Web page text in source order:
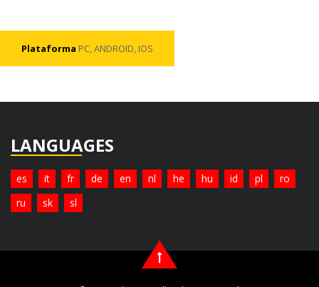
Plataforma PC, ANDROID, IOS
LANGUAGES
es it fr de en nl he hu id pl
ro
ru
sk sl